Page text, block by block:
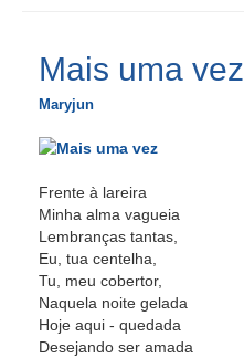
Mais uma vez
Maryjun
Frente à lareira
Minha alma vagueia
Lembranças tantas,
Eu, tua centelha,
Tu, meu cobertor,
Naquela noite gelada
Hoje aqui - quedada
Desejando ser amada